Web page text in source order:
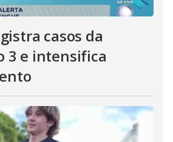
casos da
3 e intensifica